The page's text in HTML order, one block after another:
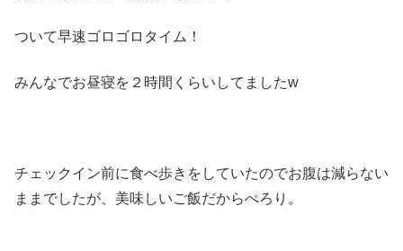
ついて早速ゴロゴロタイム！
みんなでお昼寝を２時間くらいしてましたw
チェックイン前に食べ歩きをしていたのでお腹は減らない
ままでしたが、美味しいご飯だからぺろり。